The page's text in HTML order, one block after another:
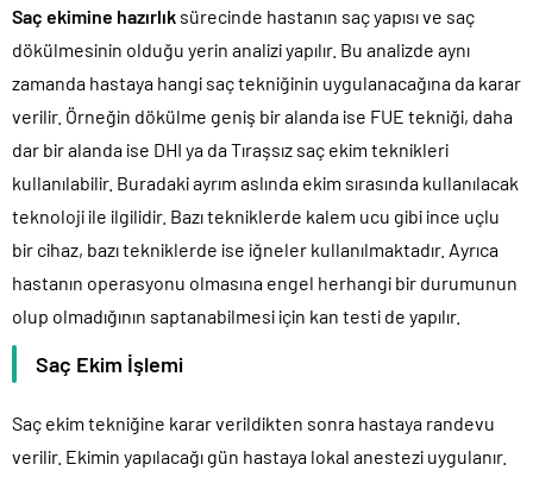
Saç ekimine hazırlık sürecinde hastanın saç yapısı ve saç
dökülmesinin olduğu yerin analizi yapılır. Bu analizde aynı
zamanda hastaya hangi saç tekniğinin uygulanacağına da karar
verilir. Örneğin dökülme geniş bir alanda ise FUE tekniği, daha
dar bir alanda ise DHI ya da Tıraşsız saç ekim teknikleri
kullanılabilir. Buradaki ayrım aslında ekim sırasında kullanılacak
teknoloji ile ilgilidir. Bazı tekniklerde kalem ucu gibi ince uçlu
bir cihaz, bazı tekniklerde ise iğneler kullanılmaktadır. Ayrıca
hastanın operasyonu olmasına engel herhangi bir durumunun
olup olmadığının saptanabilmesi için kan testi de yapılır.
Saç Ekim İşlemi
Saç ekim tekniğine karar verildikten sonra hastaya randevu
verilir. Ekimin yapılacağı gün hastaya lokal anestezi uygulanır.